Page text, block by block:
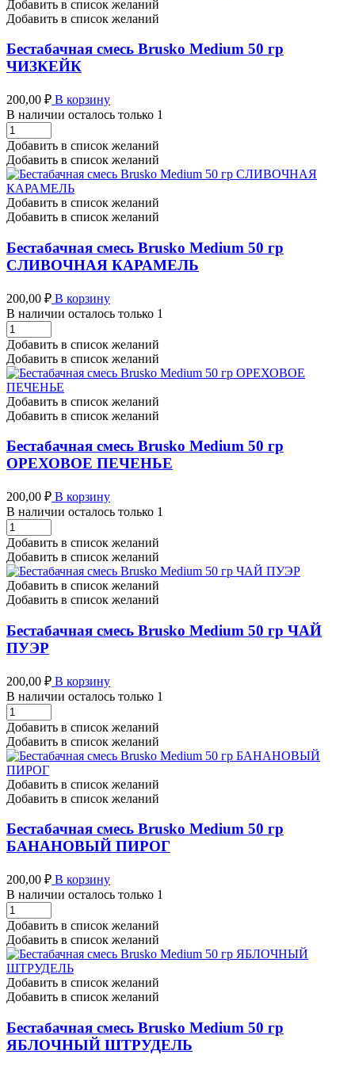
Добавить в список желаний
Добавить в список желаний
Бестабачная смесь Brusko Medium 50 гр
ЧИЗКЕЙК
200,00 ₽ В корзину
В наличии осталось только 1
Бестабачная
смесь
Brusko
Medium
50
гр
ЧИЗКЕЙК
количество
Добавить в список желаний
Добавить в список желаний
Добавить в список желаний
Добавить в список желаний
Бестабачная смесь Brusko Medium 50 гр
СЛИВОЧНАЯ КАРАМЕЛЬ
200,00 ₽ В корзину
В наличии осталось только 1
Бестабачная
смесь
Brusko
Medium
50
гр
СЛИВОЧНАЯ
КАРАМЕЛЬ
количество
Добавить в список желаний
Добавить в список желаний
Добавить в список желаний
Добавить в список желаний
Бестабачная смесь Brusko Medium 50 гр
ОРЕХОВОЕ ПЕЧЕНЬЕ
200,00 ₽ В корзину
В наличии осталось только 1
Бестабачная
смесь
Brusko
Medium
50
гр
ОРЕХОВОЕ
ПЕЧЕНЬЕ
количество
Добавить в список желаний
Добавить в список желаний
Добавить в список желаний
Добавить в список желаний
Бестабачная смесь Brusko Medium 50 гр ЧАЙ
ПУЭР
200,00 ₽ В корзину
В наличии осталось только 1
Бестабачная
смесь
Brusko
Medium
50
гр
ЧАЙ
ПУЭР
количество
Добавить в список желаний
Добавить в список желаний
Добавить в список желаний
Добавить в список желаний
Бестабачная смесь Brusko Medium 50 гр
БАНАНОВЫЙ ПИРОГ
200,00 ₽ В корзину
В наличии осталось только 1
Бестабачная
смесь
Brusko
Medium
50
гр
БАНАНОВЫЙ
ПИРОГ
количество
Добавить в список желаний
Добавить в список желаний
Добавить в список желаний
Добавить в список желаний
Бестабачная смесь Brusko Medium 50 гр
ЯБЛОЧНЫЙ ШТРУДЕЛЬ